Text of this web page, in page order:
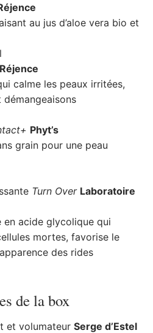
au jus d’aloe vera bio et
Réjence
calme les peaux irritées,
Phyt’s
grain pour une peau
Turn Over Laboratoire
en acide glycolique qui
mortes, favorise le
des rides
de la box
et volumateur Serge d’Estel